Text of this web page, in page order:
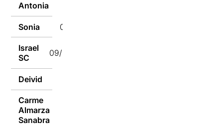
Antonia
Sonia 09/07/2018
Israel
SC
09/07/2018
Deivid
Carme
Almarza
Sanabra